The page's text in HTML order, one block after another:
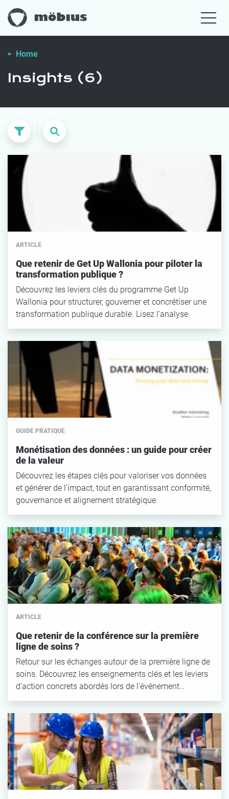
Home
Insights (6)
Réinitialiser le filtre
ARTICLE
Que retenir de Get Up Wallonia pour piloter la
transformation publique ?
Découvrez les leviers clés du programme Get Up
Wallonia pour structurer, gouverner et concrétiser une
transformation publique durable. Lisez l’analyse.
GUIDE PRATIQUE
Monétisation des données : un guide pour créer
de la valeur
Découvrez les étapes clés pour valoriser vos données
et générer de l’impact, tout en garantissant conformité,
gouvernance et alignement stratégique.
ARTICLE
Que retenir de la conférence sur la première
ligne de soins ?
Retour sur les échanges autour de la première ligne de
soins. Découvrez les enseignements clés et les leviers
d’action concrets abordés lors de l’événement…